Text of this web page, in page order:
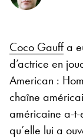
Coco Gauffa
d’actrice en
American :
chaîne
américaine a-t-
qu’elle lui a